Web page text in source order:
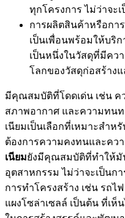
ทุกโครงการ ไม่ว่าจะ
การผลิตสินค้าหรือกา
เป็นเพื่อนพร้อมให้บริ
เป็นหนึ่งในวัสดุที่มีคว
โลกของวัสดุก่อสร้าง
มีคุณสมบัติที่โดดเด่น เช่น ค
สภาพอากาศ และความทน
เนียมเป็นเลือกที่เหมาะสำห
ต้องการความคงทนและคว
เนียมยังมีคุณสมบัติที่ทำให้มั
อุตสาหกรรม ไม่ว่าจะเป็นก
การทำโครงสร้าง เช่น รถไ
แผงโซล่าเซลล์ เป็นต้น ที่เ